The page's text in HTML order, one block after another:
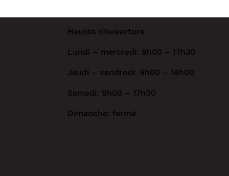
*
Heures d’ouverture
Lundi – mercredi: 9h00 – 17h30
Jeudi – vendredi: 9h00 – 18h00
Samedi: 9h00 – 17h00
Dimanche: fermé